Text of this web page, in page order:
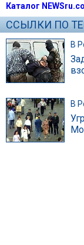
Каталог
ССЫЛКИ ПО
В
В